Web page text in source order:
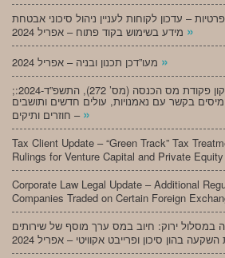
– עדכון לקוחות לעניין ניהול סיכוני אבטחת
»
»
;מעו”דכן מיסים – חוק לתיקון פקודת מס הכנסה (מס’ 272), התשפ”ד-2024:
בקשר עם נאמנויות, עולים חדשים ותושבים
חוזרים ותיקים – »
Tax Client Update – “Green Track” Tax
Rulings for Venture Capital and Private
Corporate Law Legal Update – Additional
Companies Traded on Certain Foreign
במסלול ירוק: חיוב במס ערך מוסף של שירותים